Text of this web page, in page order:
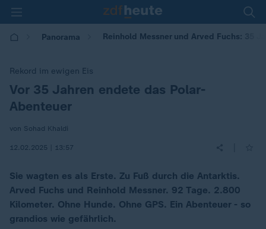
Panorama Reinhold Messner und Arved Fuchs: 35
Rekord im ewigen Eis
:
Vor 35 Jahren endete das Polar-
Abenteuer
von Sohad Khaldi
12.02.2025 | 13:57
Sie wagten es als Erste. Zu Fuß durch die Antarktis.
Arved Fuchs und Reinhold Messner. 92 Tage. 2.800
Kilometer. Ohne Hunde. Ohne GPS. Ein Abenteuer - so
grandios wie gefährlich.